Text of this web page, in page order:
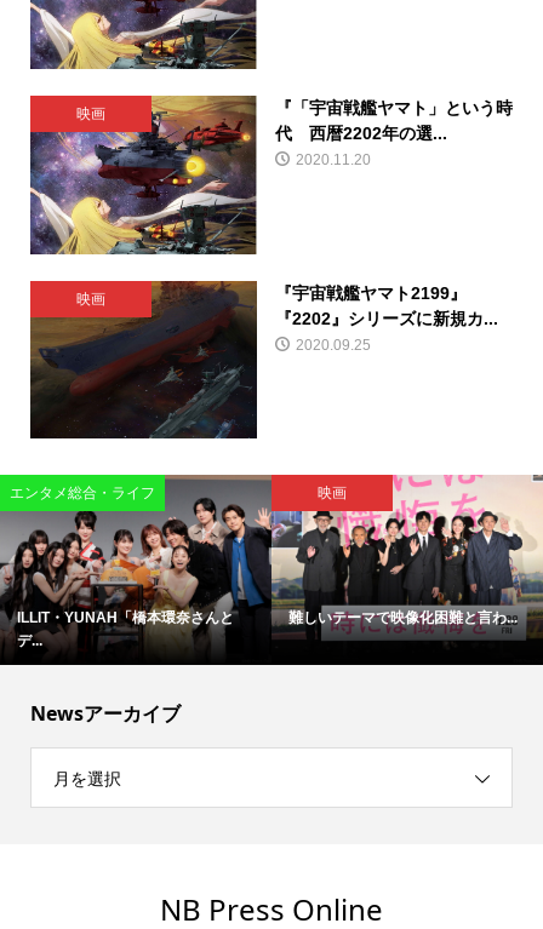
映画
『「宇宙戦艦ヤマト」という時
代 西暦2202年の選...
2020.11.20
映画
『宇宙戦艦ヤマト2199』
『2202』シリーズに新規カ...
2020.09.25
エンタメ総合・ライフ
ILLIT・YUNAH「橋本環奈さんと
デ...
映画
難しいテーマで映像化困難と言わ...
Newsアーカイブ
月を選択
NB Press Online